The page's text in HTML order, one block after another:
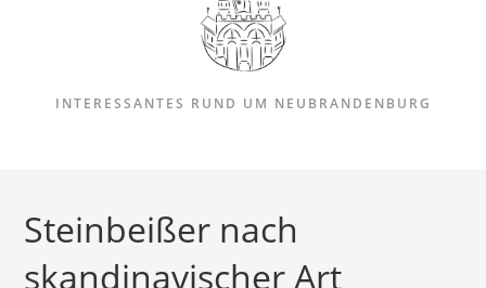
INTERESSANTES RUND UM NEUBRANDENBURG
Steinbeißer nach
skandinavischer Art